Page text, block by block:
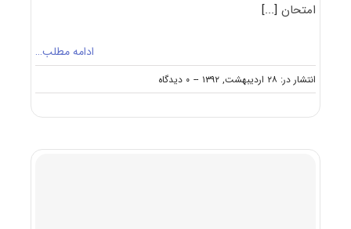
امتحان[...]
ادامه مطلب…
انتشار در: ۲۸ اردیبهشت, ۱۳۹۲ -- ۰ دیدگاه
on
منابع
عمران